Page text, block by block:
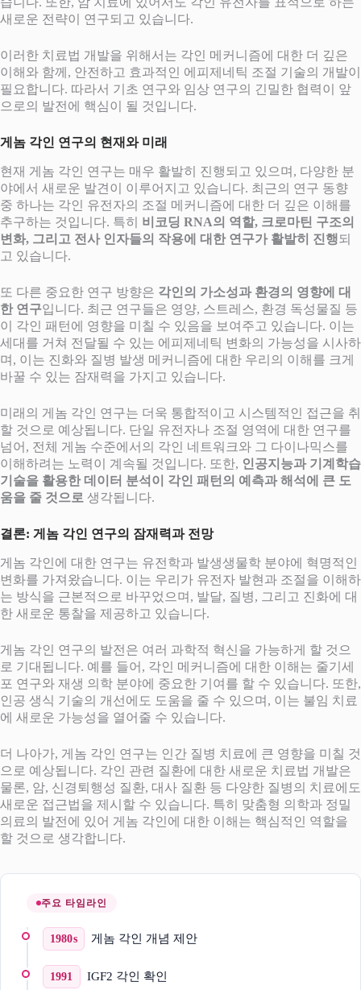
새로운 전략이 연구되고 있습니다.
이러한 치료법 개발을 위해서는 각인 메커니즘에 대한 더 깊은
이해와 함께, 안전하고 효과적인 에피제네틱 조절 기술의 개발이
필요합니다. 따라서 기초 연구와 임상 연구의 긴밀한 협력이 앞
으로의 발전에 핵심이 될 것입니다.
게놈 각인 연구의 현재와 미래
현재 게놈 각인 연구는 매우 활발히 진행되고 있으며, 다양한 분
야에서 새로운 발견이 이루어지고 있습니다. 최근의 연구 동향
중 하나는 각인 유전자의 조절 메커니즘에 대한 더 깊은 이해를
추구하는 것입니다. 특히 비코딩 RNA의 역할, 크로마틴 구조의
변화, 그리고 전사 인자들의 작용에 대한 연구가 활발히 진행되
고 있습니다.
또 다른 중요한 연구 방향은 각인의 가소성과 환경의 영향에 대
한 연구입니다. 최근 연구들은 영양, 스트레스, 환경 독성물질 등
이 각인 패턴에 영향을 미칠 수 있음을 보여주고 있습니다. 이는
세대를 거쳐 전달될 수 있는 에피제네틱 변화의 가능성을 시사하
며, 이는 진화와 질병 발생 메커니즘에 대한 우리의 이해를 크게
바꿀 수 있는 잠재력을 가지고 있습니다.
미래의 게놈 각인 연구는 더욱 통합적이고 시스템적인 접근을 취
할 것으로 예상됩니다. 단일 유전자나 조절 영역에 대한 연구를
넘어, 전체 게놈 수준에서의 각인 네트워크와 그 다이나믹스를
이해하려는 노력이 계속될 것입니다. 또한, 인공지능과 기계학습
기술을 활용한 데이터 분석이 각인 패턴의 예측과 해석에 큰 도
움을 줄 것으로 생각됩니다.
결론: 게놈 각인 연구의 잠재력과 전망
게놈 각인에 대한 연구는 유전학과 발생생물학 분야에 혁명적인
변화를 가져왔습니다. 이는 우리가 유전자 발현과 조절을 이해하
는 방식을 근본적으로 바꾸었으며, 발달, 질병, 그리고 진화에 대
한 새로운 통찰을 제공하고 있습니다.
게놈 각인 연구의 발전은 여러 과학적 혁신을 가능하게 할 것으
로 기대됩니다. 예를 들어, 각인 메커니즘에 대한 이해는 줄기세
포 연구와 재생 의학 분야에 중요한 기여를 할 수 있습니다. 또한,
인공 생식 기술의 개선에도 도움을 줄 수 있으며, 이는 불임 치료
에 새로운 가능성을 열어줄 수 있습니다.
더 나아가, 게놈 각인 연구는 인간 질병 치료에 큰 영향을 미칠 것
으로 예상됩니다. 각인 관련 질환에 대한 새로운 치료법 개발은
물론, 암, 신경퇴행성 질환, 대사 질환 등 다양한 질병의 치료에도
새로운 접근법을 제시할 수 있습니다. 특히 맞춤형 의학과 정밀
의료의 발전에 있어 게놈 각인에 대한 이해는 핵심적인 역할을
할 것으로 생각합니다.
주요 타임라인
1980s 게놈 각인 개념 제안
1991 IGF2 각인 확인